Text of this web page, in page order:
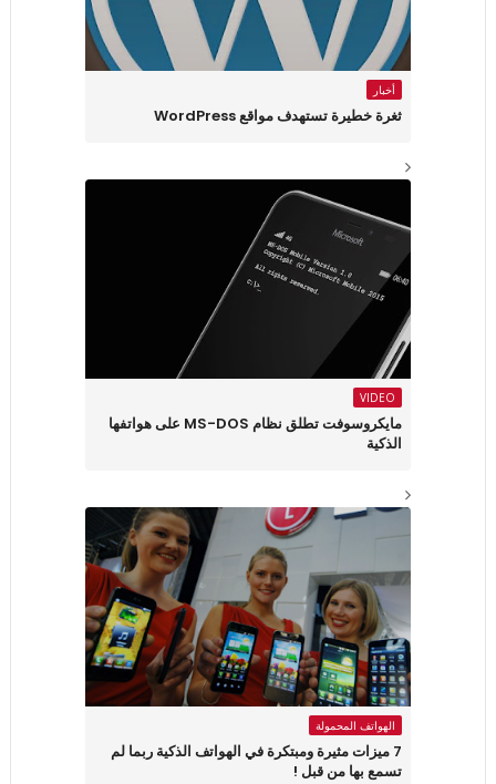
أخبار
ثغرة خطيرة تستهدف مواقع WordPress
VIDEO
مايكروسوفت تطلق نظام MS-DOS على هواتفها
الذكية
الهواتف المحمولة
7 ميزات مثيرة ومبتكرة في الهواتف الذكية ربما لم
تسمع بها من قبل !